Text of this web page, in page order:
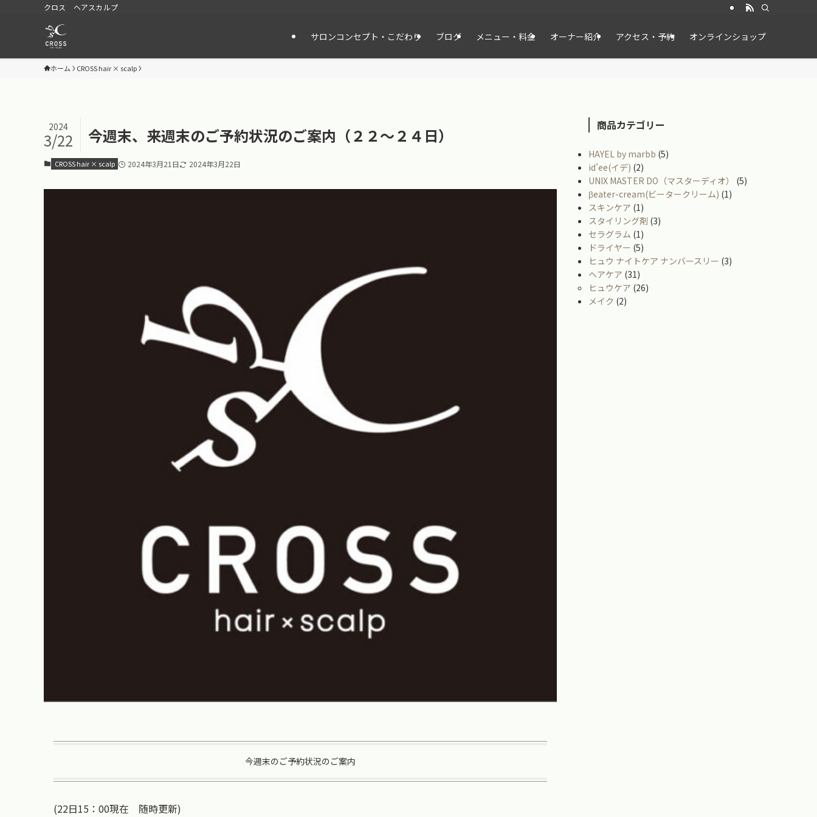
クロス ヘアスカルプ
サロンコンセプト・こだわり ブログ メニュー・料金 オーナー紹介 アクセス・予約 オンラインショップ
ホーム CROSS hair × scalp
今週末、来週末のご予約状況のご案内（２２〜２４日）
2024
3/22
CROSS hair × scalp 2024年3月21日 2024年3月22日
今週末のご予約状況のご案内
(22日15：00現在 随時更新)
商品カテゴリー
HAYEL by marbb (5)
id’ee(イデ) (2)
UNIX MASTER DO（マスターディオ）
(5)
βeater-cream(ビータークリーム) (1)
スキンケア (1)
スタイリング剤 (3)
セラグラム (1)
ドライヤー (5)
ヒュウ ナイトケア ナンバースリー (3)
ヘアケア (31)
ヒュウケア (26)
メイク (2)